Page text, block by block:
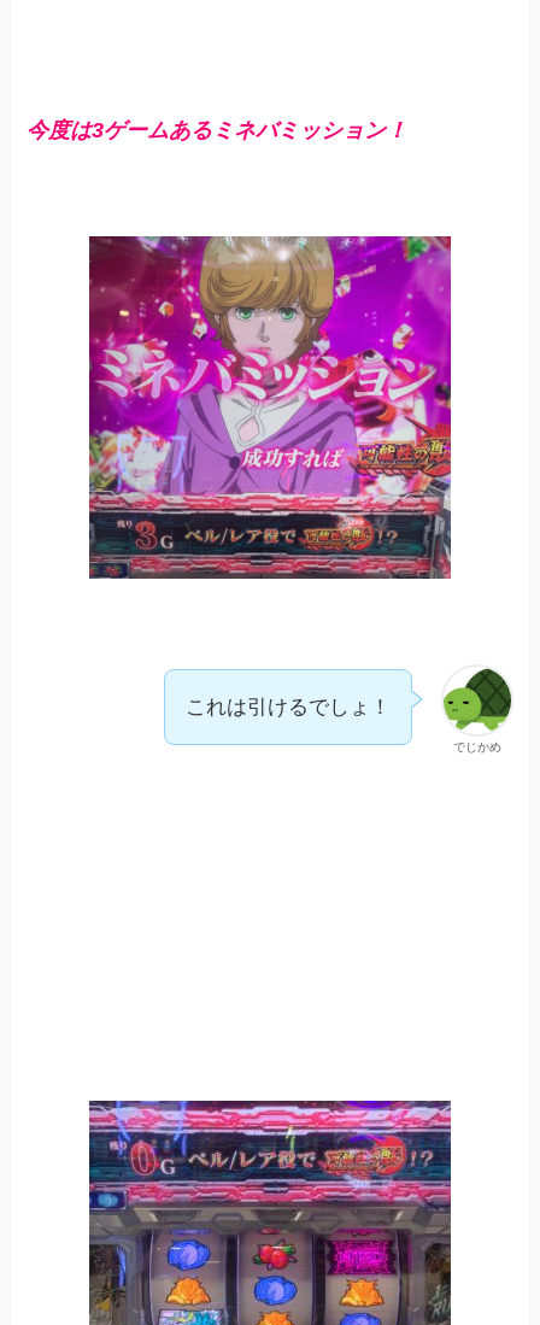
今度は3ゲームあるミネバミッション！
でじかめ
これは引けるでしょ！